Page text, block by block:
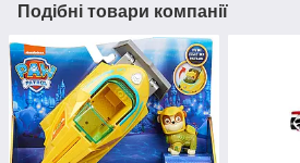
Подібні товари компанії